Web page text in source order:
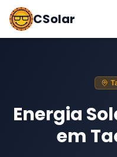
CSolar
Energia
em